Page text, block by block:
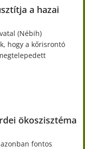
a hazai
(Nébih)
hogy a kőrisrontó
ökoszisztéma
fontos